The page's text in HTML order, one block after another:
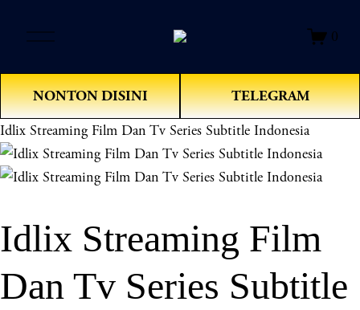
e
n
M
e
u
0
NONTON DISINI TELEGRAM
Idlix Streaming Film Dan Tv Series Subtitle Indonesia
Idlix Streaming Film
Dan Tv Series Subtitle